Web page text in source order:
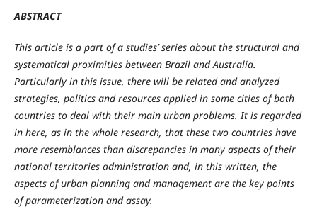
ABSTRACT
This article is a part of a studies’ series about the structural and
systematical proximities between Brazil and Australia.
Particularly in this issue, there will be related and analyzed
strategies, politics and resources applied in some cities of both
countries to deal with their main urban problems. It is regarded
in here, as in the whole research, that these two countries have
more resemblances than discrepancies in many aspects of their
national territories administration and, in this written, the
aspects of urban planning and management are the key points
of parameterization and assay.